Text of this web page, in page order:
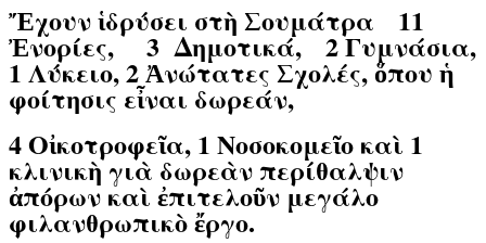
Ἔχουν ἱδρύσει στὴ Σουμάτρα 11
Ἐνορίες, 3 Δημοτικά, 2 Γυμνάσια,
1 Λύκειο, 2 Ἀνώτατες Σχολές, ὅπου ἡ
φοίτησις εἶναι δωρεάν,
4 Οἰκοτροφεῖα, 1 Νοσοκομεῖο καὶ 1
κλινικὴ γιὰ δωρεὰν περίθαλψιν
ἀπόρων καὶ ἐπιτελοῦν μεγάλο
φιλανθρωπικὸ ἔργο.